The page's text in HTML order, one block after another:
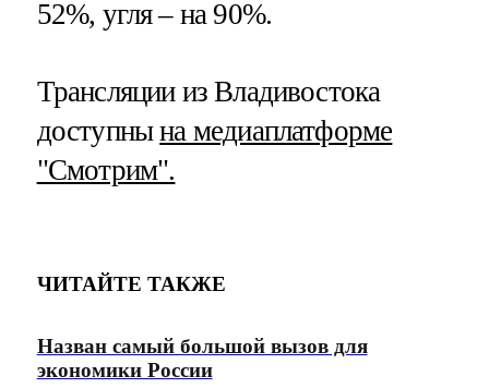
52%, угля – на 90%.
Трансляции из Владивостока
доступнына медиаплатформе
"Смотрим".
ЧИТАЙТЕ ТАКЖЕ
Назван самый большой вызов для
экономики России